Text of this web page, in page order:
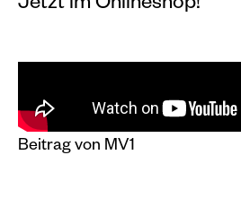
Jetzt im Onlineshop!
Beitrag von MV1